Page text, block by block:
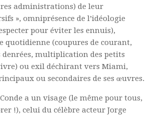
numéro papier
administrations) de leur
», omniprésence de l’idéologie
pour éviter les ennuis),
quotidienne (coupures de courant,
multiplication des petits
ou exil déchirant vers Miami,
ou secondaires de ses œuvres.
a un visage (le même pour tous,
!), celui du célèbre acteur Jorge